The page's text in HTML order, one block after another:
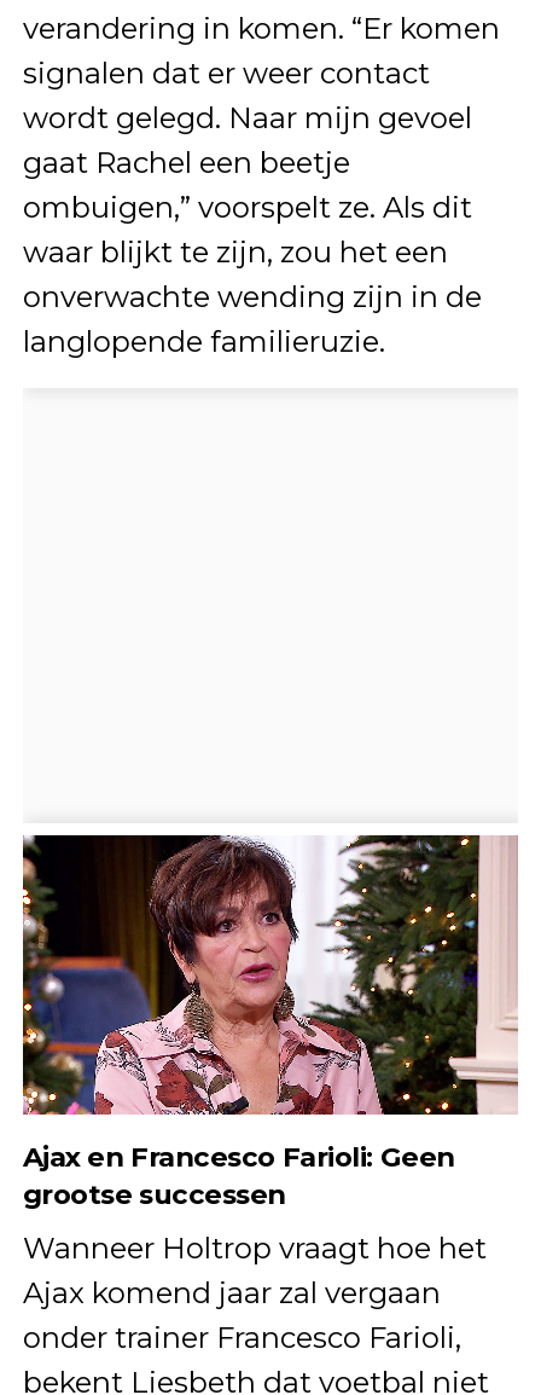
verandering in komen. “Er komen
signalen dat er weer contact
wordt gelegd. Naar mijn gevoel
gaat Rachel een beetje
ombuigen,” voorspelt ze. Als dit
waar blijkt te zijn, zou het een
onverwachte wending zijn in de
langlopende familieruzie.
Ajax en Francesco Farioli: Geen
grootse successen
Wanneer Holtrop vraagt hoe het
Ajax komend jaar zal vergaan
onder trainer Francesco Farioli,
bekent Liesbeth dat voetbal niet